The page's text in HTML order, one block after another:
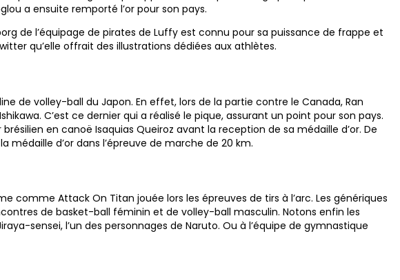
a ensuite remporté l’or pour son pays.
de l’équipage de pirates de Luffy est connu pour sa puissance de frappe et
qu’elle offrait des illustrations dédiées aux athlètes.
de volley-ball du Japon. En effet, lors de la partie contre le Canada, Ran
C’est ce dernier qui a réalisé le pique, assurant un point pour son pays.
en canoë Isaquias Queiroz avant la reception de sa médaille d’or. De
d’or dans l’épreuve de marche de 20 km.
Attack On Titan jouée lors les épreuves de tirs à l’arc. Les génériques
de basket-ball féminin et de volley-ball masculin. Notons enfin les
sensei, l’un des personnages de Naruto. Ou à l’équipe de gymnastique